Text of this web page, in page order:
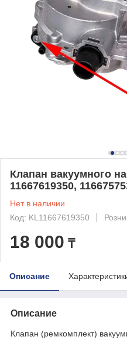
Клапан вакуумного
11667619350,
Нет в наличии
Код: KL11667619350
18 000 ₸
Описание
Описание
Клапан (ремкомплект)